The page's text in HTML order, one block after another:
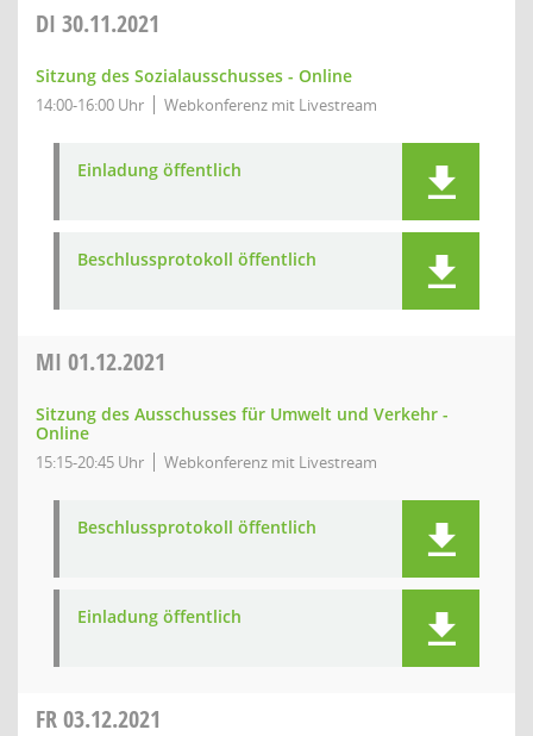
DI 30.11.2021
Sitzung des Sozialausschusses - Online
14:00-16:00 Uhr Webkonferenz mit Livestream
Einladung öffentlich
Beschlussprotokoll öffentlich
MI 01.12.2021
Sitzung des Ausschusses für Umwelt und Verkehr -
Online
15:15-20:45 Uhr Webkonferenz mit Livestream
Beschlussprotokoll öffentlich
Einladung öffentlich
FR03.12.2021